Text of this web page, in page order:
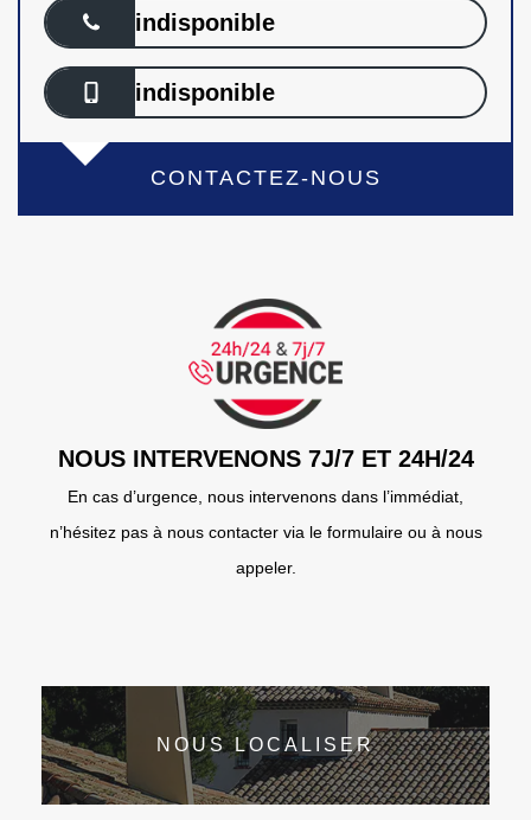
indisponible
indisponible
CONTACTEZ-NOUS
NOUS INTERVENONS 7J/7 ET 24H/24
En cas d’urgence, nous intervenons dans l’immédiat,
n’hésitez pas à nous contacter via le formulaire ou à nous
appeler.
NOUS LOCALISER